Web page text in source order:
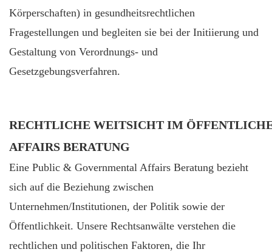
Körperschaften) in gesundheitsrechtlichen
Fragestellungen und begleiten sie bei der Initiierung und
Gestaltung von Verordnungs- und
Gesetzgebungsverfahren.
RECHTLICHE WEITSICHT IM
AFFAIRS BERATUNG
Eine Public & Governmental Affairs Beratung bezieht
sich auf die Beziehung zwischen
Unternehmen/Institutionen, der Politik sowie der
Öffentlichkeit. Unsere Rechtsanwälte verstehen die
rechtlichen und politischen Faktoren, die Ihr